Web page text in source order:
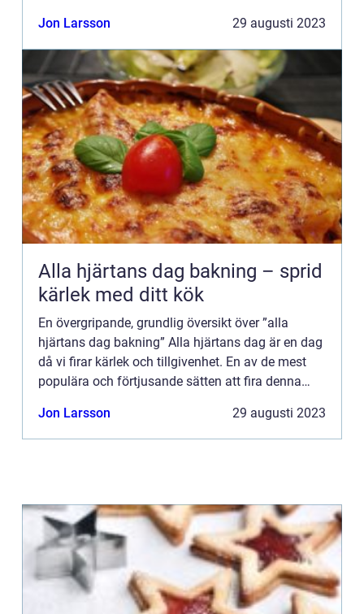
överväldigande att...
Jon Larsson 29 augusti 2023
Alla hjärtans dag bakning – sprid
kärlek med ditt kök
En övergripande, grundlig översikt över ”alla
hjärtans dag bakning” Alla hjärtans dag är en dag
då vi firar kärlek och tillgivenhet. En av de mest
populära och förtjusande sätten att fira denna
Jon Larsson 29 augusti 2023